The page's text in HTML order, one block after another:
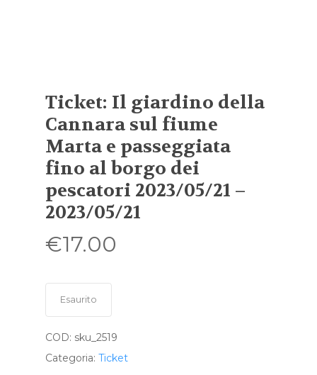
Ticket: Il giardino della
Cannara sul fiume
Marta e passeggiata
fino al borgo dei
pescatori 2023/05/21 –
2023/05/21
€17.00
Esaurito
COD: sku_2519
Categoria: Ticket